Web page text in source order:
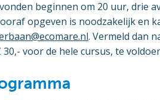
beginnen om 20 uur, drie
opgeven is noodzakelijk en
. Vermeld dan
voor de hele cursus, te